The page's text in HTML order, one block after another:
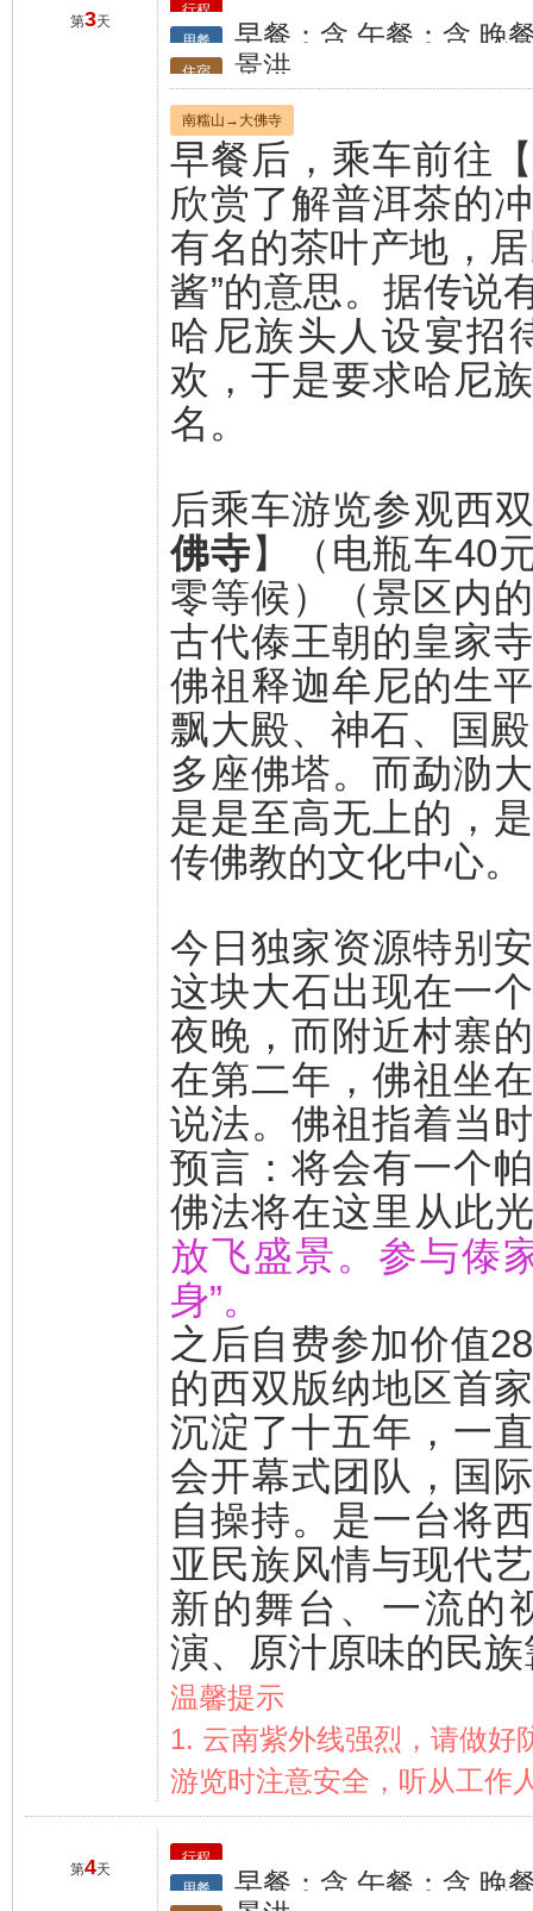
第3天
行程
用餐
早餐：含 午餐：含 晚
住宿 景洪
南糯山→大佛寺
早餐后，乘车前往
欣赏了解普洱茶的
有名的茶叶产地，
酱”的意思。据传说
哈尼族头人设宴招
欢，于是要求哈尼
名。
后乘车游览参观西
佛寺】（电瓶车40
零等候）（景区内
古代傣王朝的皇家
佛祖释迦牟尼的生
飘大殿、神石、国
多座佛塔。而勐泐
是是至高无上的，
传佛教的文化中心。
今日独家资源特别
这块大石出现在一
夜晚，而附近村寨
在第二年，佛祖坐
说法。佛祖指着当
预言：将会有一个
佛法将在这里从此
放飞盛景。参与傣
身”。
之后自费参加价值
的西双版纳地区首
沉淀了十五年，一
会开幕式团队，国
自操持。是一台将
亚民族风情与现代
新的舞台、一流的
演、原汁原味的民
温馨提示
1. 云南紫外线强烈，请做好
游览时注意安全，听从工作
第4天
行程
用餐
早餐：含 午餐：含 晚